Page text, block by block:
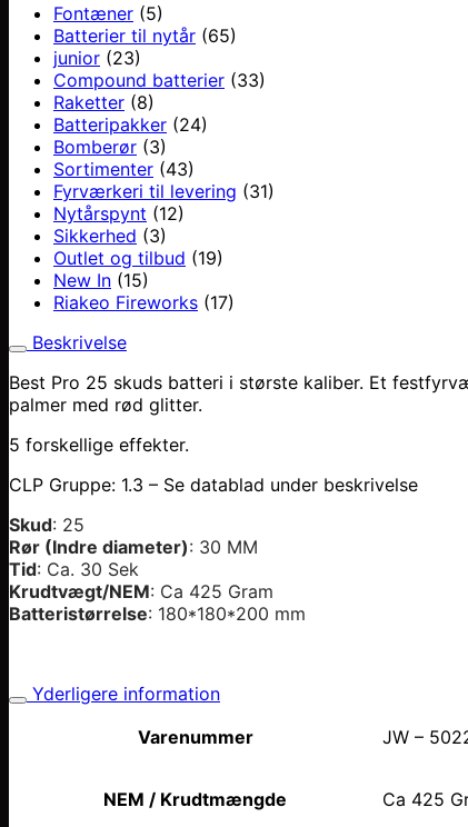
Fontæner (5)
Batterier til nytår (65)
junior (23)
Compound batterier (33)
Raketter (8)
Batteripakker (24)
Bomberør (3)
Sortimenter (43)
Fyrværkeri til levering (31)
Nytårspynt (12)
Sikkerhed (3)
Outlet og tilbud (19)
New In (15)
Riakeo Fireworks (17)
Beskrivelse
Best Pro 25 skuds batteri i største kaliber. Et
palmer med rød glitter.
5 forskellige effekter.
CLP Gruppe: 1.3 – Se datablad under beskrivelse
Skud: 25
Rør (Indre diameter): 30 MM
Tid: Ca. 30 Sek
Krudtvægt/NEM: Ca 425 Gram
Batteristørrelse: 180*180*200 mm
Yderligere information
Varenummer
JW –
NEM / Krudtmængde Ca 425